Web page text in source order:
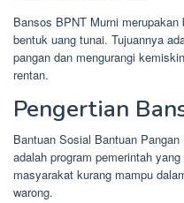
Bansos BPNT Murni
bentuk uang tunai. Tujuannya
pangan dan mengurangi
rentan.
Pengertian
Bantuan Sosial Bantuan
adalah program pemerintah
masyarakat kurang mampu
warong.